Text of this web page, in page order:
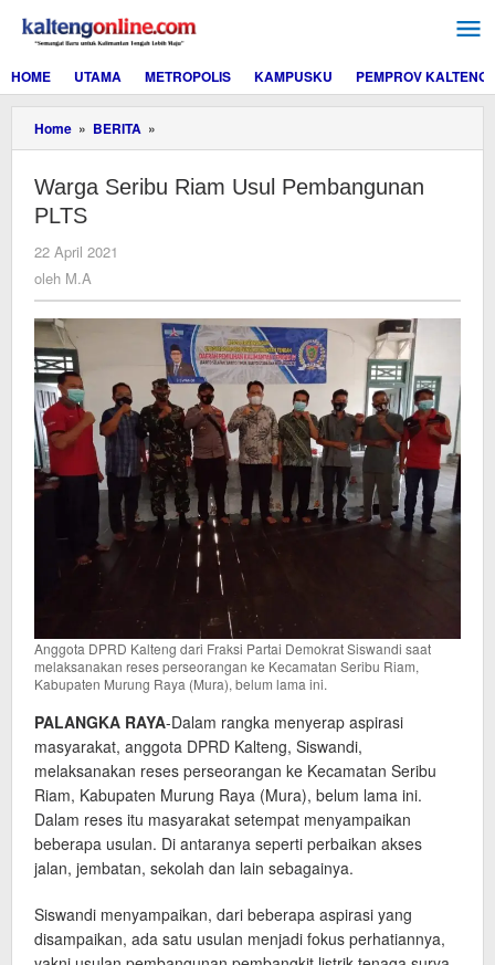
konten
HOME
UTAMA METROPOLIS KAMPUSKU PEMPROV KALTENG
Home » BERITA »
Seribu
Usul
Warga Seribu Riam Usul Pembangunan
PLTS
22 April 2021
oleh M.A
Anggota DPRD Kalteng dari Fraksi Partai Demokrat Siswandi saat
melaksanakan reses perseorangan ke Kecamatan Seribu Riam,
Kabupaten Murung Raya (Mura), belum lama ini.
PALANGKA RAYA-Dalam rangka menyerap aspirasi
masyarakat, anggota DPRD Kalteng, Siswandi,
melaksanakan reses perseorangan ke Kecamatan Seribu
Riam, Kabupaten Murung Raya (Mura), belum lama ini.
Dalam reses itu masyarakat setempat menyampaikan
beberapa usulan. Di antaranya seperti perbaikan akses
jalan, jembatan, sekolah dan lain sebagainya.
Siswandi menyampaikan, dari beberapa aspirasi yang
disampaikan, ada satu usulan menjadi fokus perhatiannya,